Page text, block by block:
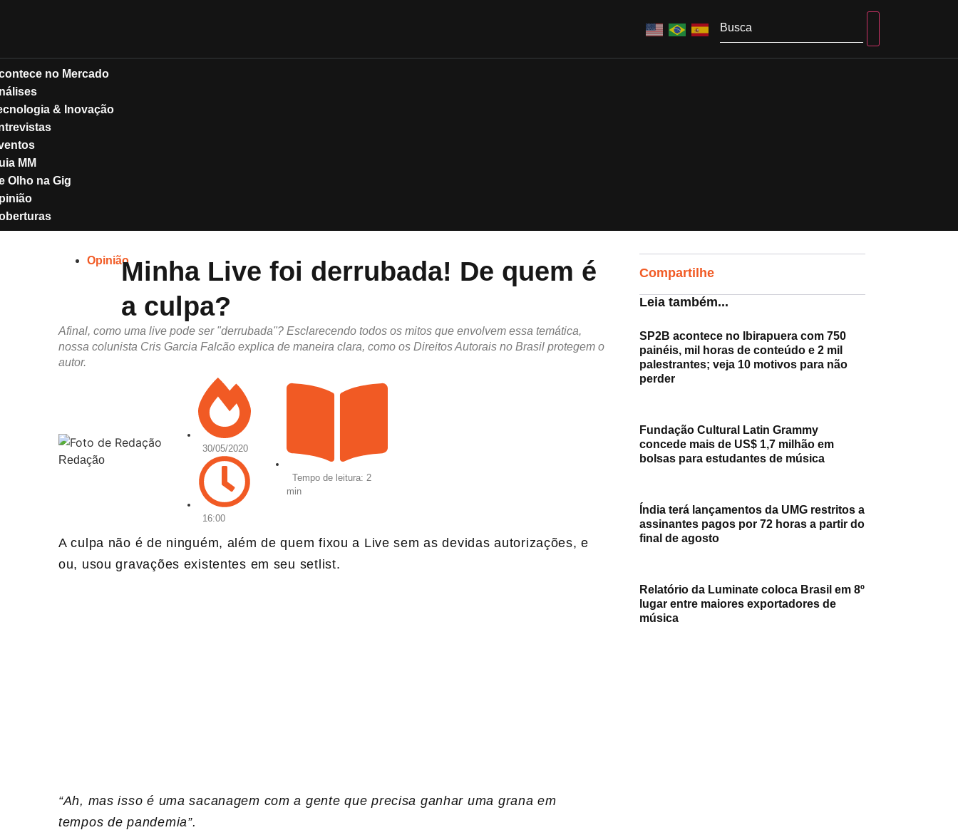
no Mercado
& Inovação
MM
Olho na Gig
OpiniãoMinha Live foi derrubada! De quem é
a culpa?
Afinal, como uma live pode ser "derrubada"? Esclarecendo todos os mitos que envolvem essa temática,
nossa colunista Cris Garcia Falcão explica de maneira clara, como os Direitos Autorais no Brasil protegem o
autor.
Redação
30/05/2020
16:00
Tempo de leitura: 2
min
A culpa não é de ninguém, além de quem fixou a Live sem as devidas autorizações, e
ou, usou gravações existentes em seu setlist.
“Ah, mas isso é uma sacanagem com a gente que precisa ganhar uma grana em
tempos de pandemia”.
Compartilhe
Leia também...
SP2B acontece no Ibirapuera com 750
painéis, mil horas de conteúdo e 2 mil
palestrantes; veja 10 motivos para não
perder
Fundação Cultural Latin Grammy
concede mais de US$ 1,7 milhão em
bolsas para estudantes de música
Índia terá lançamentos da UMG restritos a
assinantes pagos por 72 horas a partir do
final de agosto
Relatório da Luminate coloca Brasil em 8º
lugar entre maiores exportadores de
música